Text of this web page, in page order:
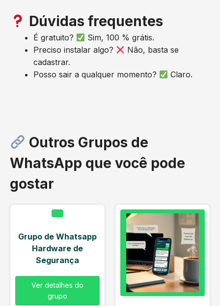
Dúvidas frequentes
É gratuito?
Sim, 100 % grátis.
Preciso instalar algo?
Não, basta se
cadastrar.
Posso sair a qualquer momento?
Claro.
Outros Grupos de
WhatsApp que você pode
gostar
Grupo de Whatsapp
Hardware de
Segurança
Ver detalhes do
grupo